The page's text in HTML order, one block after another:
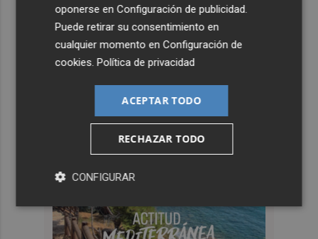
oponerse enConfiguración de publicidad
Puede retirar su consentimiento en
cualquier momento enConfiguración de
cookies .Política de privacidad
ACEPTAR TODO
RECHAZAR TODO
CONFIGURAR